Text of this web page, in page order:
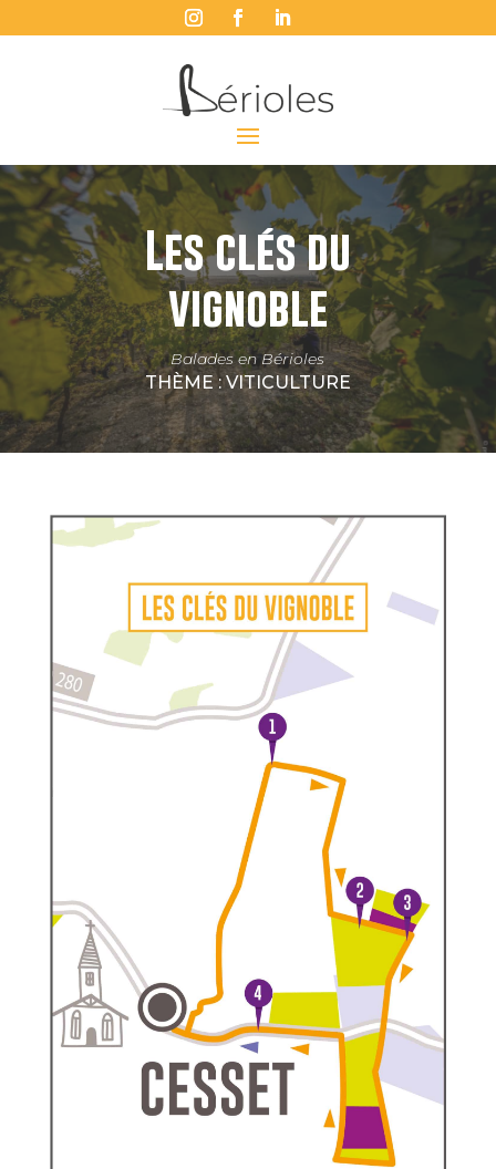
Les clés du
vignoble
Balades en Bérioles
THÈME : VITICULTURE